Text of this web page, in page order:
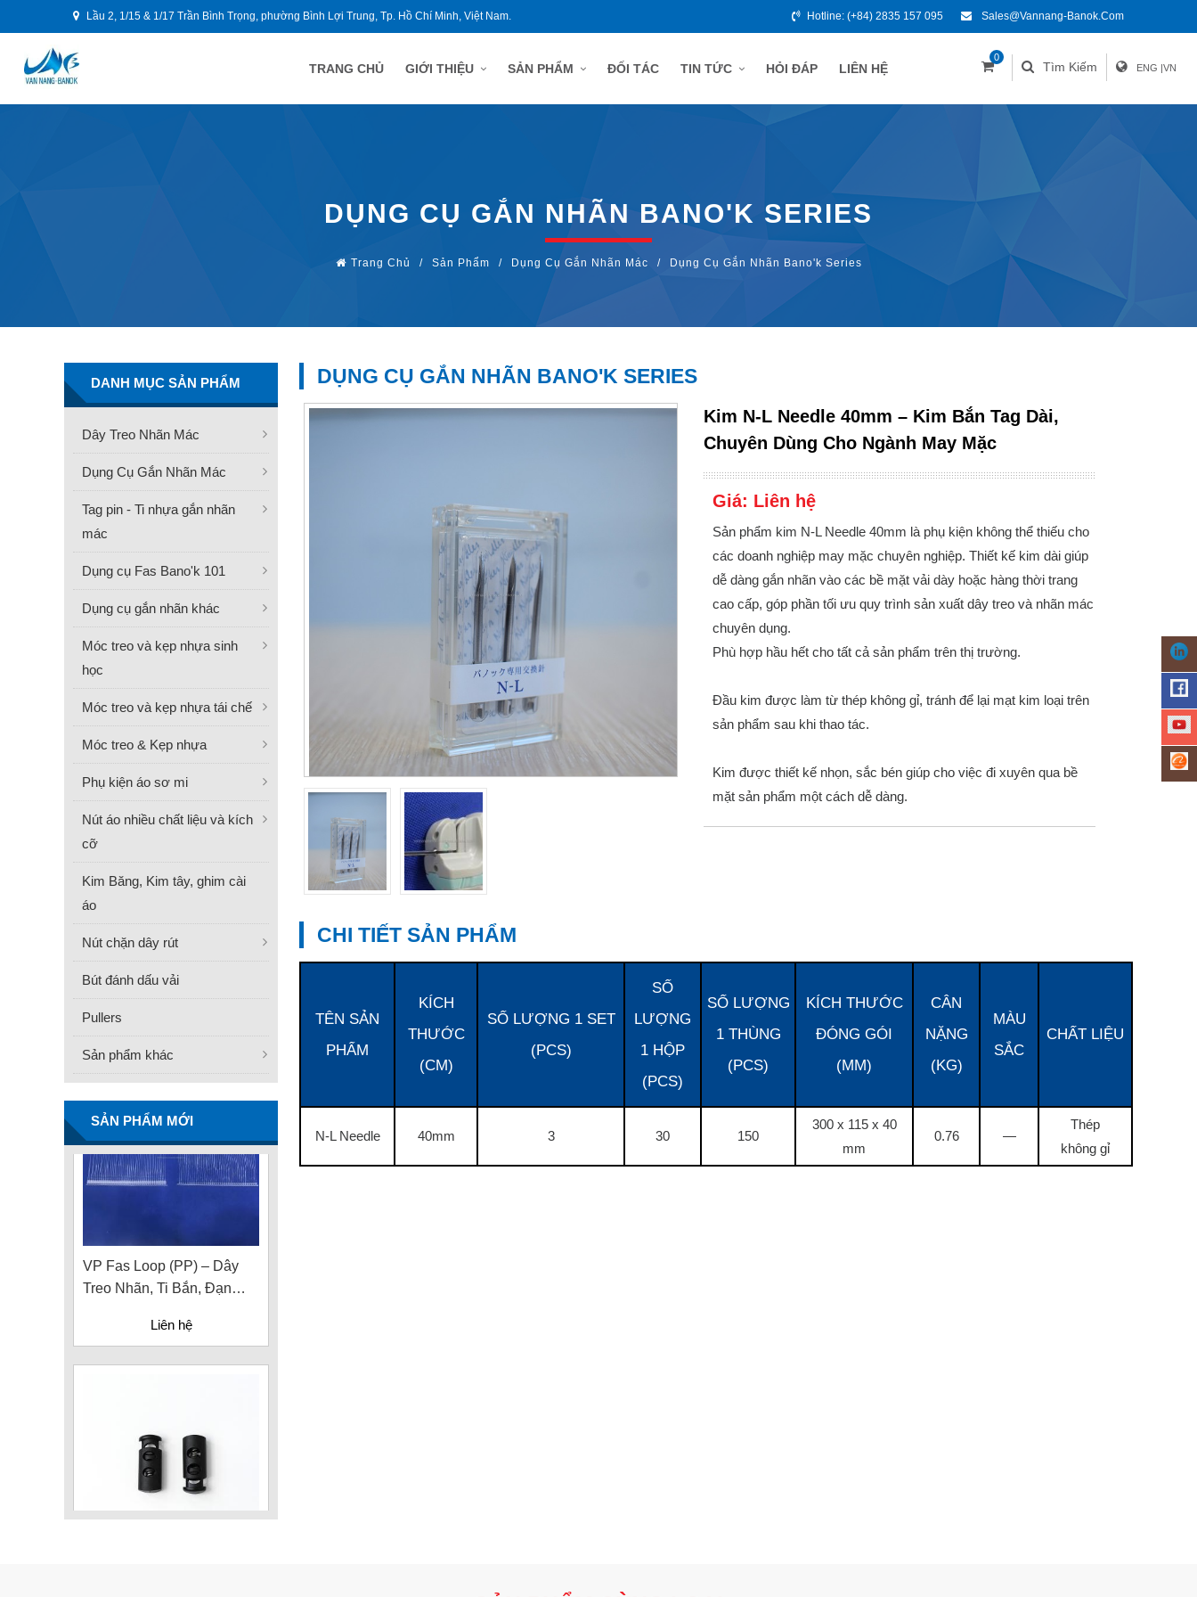
Lầu 2, 1/15 & 1/17 Trần Bình Trọng, phường Bình Lợi Trung, Tp. Hồ Chí Minh, Việt Nam. Hotline: (+84) 2835 157 095 Sales@vannang-Banok.com
TRANG CHỦ GIỚI THIỆU SẢN PHẨM ĐỐI TÁC TIN TỨC HỎI ĐÁP LIÊN HỆ
0
Tìm Kiếm ENG |VN
DỤNG CỤ GẮN NHÃN BANO'K SERIES
Trang Chủ / Sản Phẩm / Dụng Cụ Gắn Nhãn Mác / Dụng Cụ Gắn Nhãn Bano'k Series
DỤNG CỤ GẮN NHÃN BANO'K SERIES
Kim N-L Needle 40mm – Kim Bắn Tag Dài,
Chuyên Dùng Cho Ngành May Mặc
Giá: Liên hệ
Sản phẩm kim N-L Needle 40mm là phụ kiện không thể thiếu cho
các doanh nghiệp may mặc chuyên nghiệp. Thiết kế kim dài giúp
dễ dàng gắn nhãn vào các bề mặt vải dày hoặc hàng thời trang
cao cấp, góp phần tối ưu quy trình sản xuất dây treo và nhãn mác
chuyên dụng.
Phù hợp hầu hết cho tất cả sản phẩm trên thị trường.
Đầu kim được làm từ thép không gỉ, tránh để lại mạt kim loại trên
sản phẩm sau khi thao tác.
Kim được thiết kế nhọn, sắc bén giúp cho việc đi xuyên qua bề
mặt sản phẩm một cách dễ dàng.
CHI TIẾT SẢN PHẨM
TÊN SẢN
PHẨM
KÍCH
THƯỚC
(CM)
SỐ LƯỢNG 1 SET
(PCS)
SỐ
LƯỢNG
1 HỘP
(PCS)
SỐ LƯỢNG
1 THÙNG
(PCS)
KÍCH THƯỚC
ĐÓNG GÓI
(MM)
CÂN
NẶNG
(KG)
MÀU
SẮC
CHẤT LIỆU
N-L Needle 40mm 3 30 150
300 x 115 x 40
mm
0.76 —
Thép
không gỉ
DANH MỤC SẢN PHẨM
Dây Treo Nhãn Mác
Dụng Cụ Gắn Nhãn Mác
Tag pin - Ti nhựa gắn nhãn
mác
Dụng cụ Fas Bano'k 101
Dụng cụ gắn nhãn khác
Móc treo và kẹp nhựa sinh
học
Móc treo và kẹp nhựa tái chế
Móc treo & Kẹp nhựa
Phụ kiện áo sơ mi
Nút áo nhiều chất liệu và kích
cỡ
Kim Băng, Kim tây, ghim cài
áo
Nút chặn dây rút
Bút đánh dấu vải
Pullers
Sản phẩm khác
SẢN PHẨM MỚI
FN -25 Needle – Kim Gắn
Nhãn Thép Không Gỉ
34.3mm
Treo Nhãn, Ti Bắn, Đạn
Vòng Treo Nhãn Mác
Liên hệ